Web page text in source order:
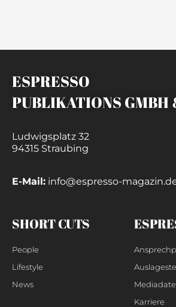
ESPRESSO
PUBLIKATIONS GMBH
Ludwigsplatz 32
94315 Straubing
E-Mail: info@espresso-
SHORT CUTS
People
Lifestyle
News
Karriere